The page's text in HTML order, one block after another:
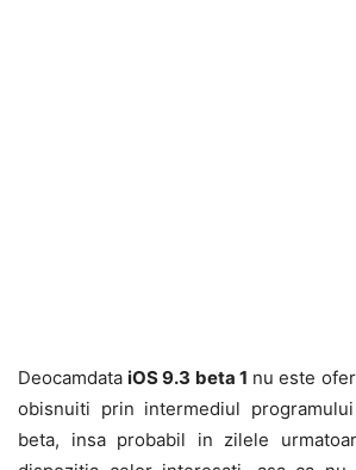
DeocamdataiOS 9.3 beta 1 nu este
obisnuiti prin intermediul
beta, insa probabil in zilele